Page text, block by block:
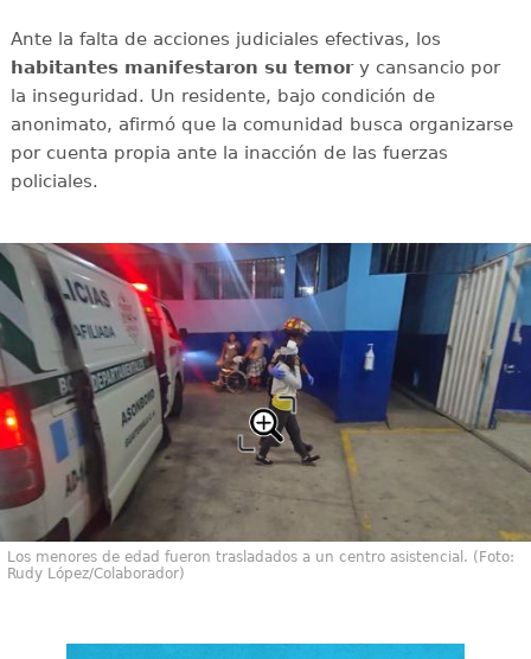
Ante la falta de acciones judiciales efectivas, los
habitantes manifestaron su temory cansancio por
la inseguridad. Un residente, bajo condición de
anonimato, afirmó que la comunidad busca organizarse
por cuenta propia ante la inacción de las fuerzas
policiales.
Los menores de edad fueron trasladados a un centro asistencial. (Foto:
Rudy López/Colaborador)